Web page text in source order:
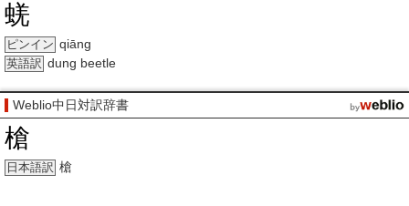
蜣
ピンイン qiāng
英語訳 dung beetle
Weblio中日対訳辞書
槍
日本語訳 槍